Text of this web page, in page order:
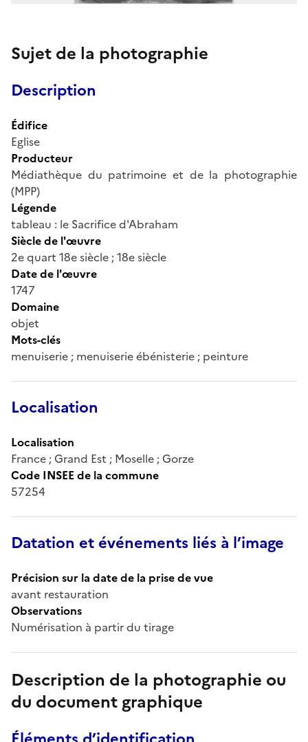
Sujet de la photographie
Description
Édifice
Eglise
Producteur
Médiathèque du patrimoine et de la photographie
(MPP)
Légende
tableau : le Sacrifice d'Abraham
Siècle de l'œuvre
2e quart 18e siècle ; 18e siècle
Date de l'œuvre
1747
Domaine
objet
Mots-clés
menuiserie ; menuiserie ébénisterie ; peinture
Localisation
Localisation
France ; Grand Est ; Moselle ; Gorze
Code INSEE de la commune
57254
Datation et événements liés à l’image
Précision sur la date de la prise de vue
avant restauration
Observations
Numérisation à partir du tirage
Description de la photographie ou
du document graphique